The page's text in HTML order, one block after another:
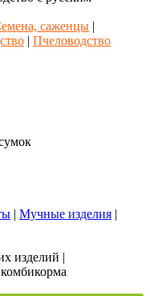
саженцы |
| Пчеловодство
| Мучные изделия |
изделий |